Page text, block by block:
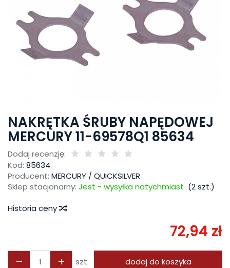
NAKRĘTKA ŚRUBY NAPĘDOWEJ
MERCURY 11-69578Q1 85634
Dodaj recenzję:
Kod: 85634
Producent: MERCURY / QUICKSILVER
Sklep stacjonarny: Jest - wysyłka natychmiast (2szt.)
Historia ceny
72,94 zł
szt. dodaj do koszyka